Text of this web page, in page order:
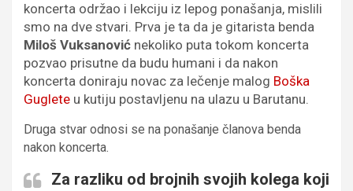
koncerta održao i lekciju iz lepog ponašanja, mislili
smo na dve stvari. Prva je ta da je gitarista benda
Miloš Vuksanović nekoliko puta tokom koncerta
pozvao prisutne da budu humani i da nakon
koncerta doniraju novac za lečenje malog Boška
Guglete u kutiju postavljenu na ulazu u Barutanu.
Druga stvar odnosi se na ponašanje članova benda
nakon koncerta.
Za razliku od brojnih svojih kolega koji